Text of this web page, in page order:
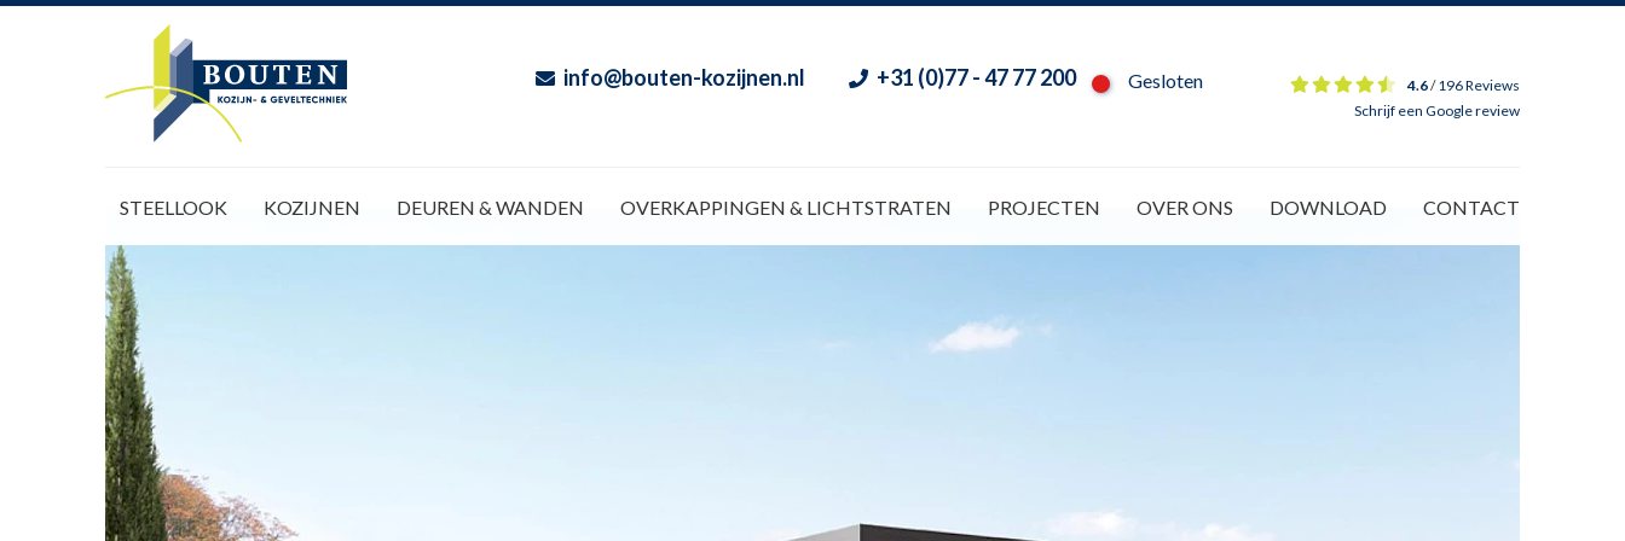
info@bouten-kozijnen.nl +31 (0)77 - 47 77 200 Gesloten 4.6/196 Reviews
Schrijf een Google review
STEELLOOK KOZIJNEN DEUREN & WANDEN OVERKAPPINGEN & LICHTSTRATEN PROJECTEN OVER ONS DOWNLOAD CONTACT